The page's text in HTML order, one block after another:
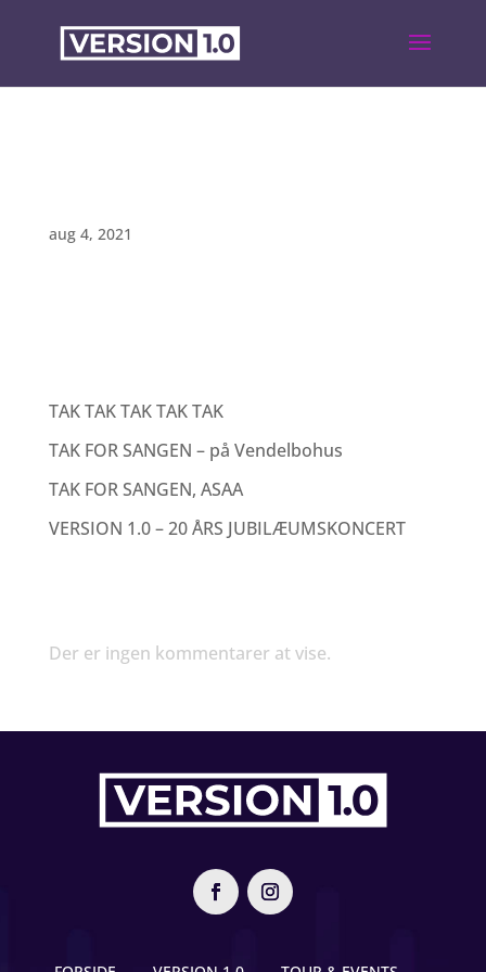
aug 4, 2021
TAK TAK TAK TAK TAK
TAK FOR SANGEN – på Vendelbohus
TAK FOR SANGEN, ASAA
VERSION 1.0 – 20 ÅRS JUBILÆUMSKONCERT
Der er ingen kommentarer at vise.